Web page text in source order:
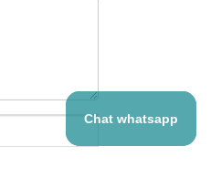
Chat whatsapp